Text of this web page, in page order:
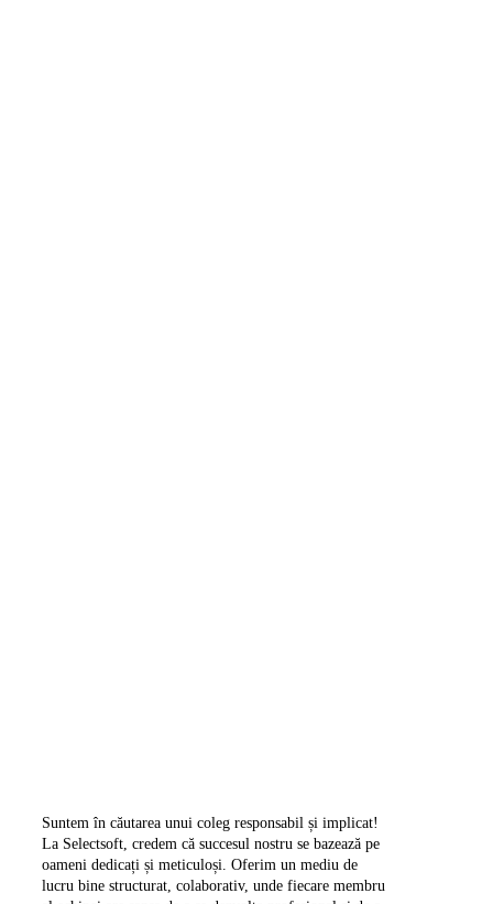
Suntem în căutarea unui coleg responsabil și implicat!
La Selectsoft, credem că succesul nostru se bazează pe
oameni dedicați și meticuloși. Oferim un mediu de
lucru bine structurat, colaborativ, unde fiecare membru